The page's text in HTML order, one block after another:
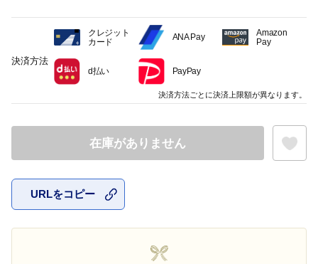
在庫がありません
URLをコピー
決済方法
クレジット
カード
ANA Pay
Amazon
Pay
d払い PayPay
決済方法ごとに決済上限額が異なります。